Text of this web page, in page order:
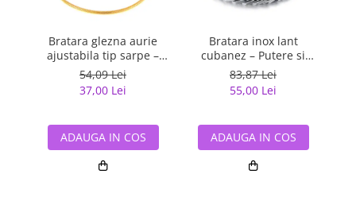
semipretioase
Bijuterii argint placat cu aur
Bijuterii argint cu diverse
Bijuterii gotice si rock
Bijuterii Handmade
Bijuterii fantezie
Bijuterii tungsten
Bratara glezna aurie
ajustabila tip sarpe –
Minimalism rafinat
54,09 Lei
37,00 Lei
ADAUGA IN COS
Bratara inox lant
cubanez – Putere si
rafinament masculin
83,87 Lei
55,00 Lei
ADAUGA IN COS